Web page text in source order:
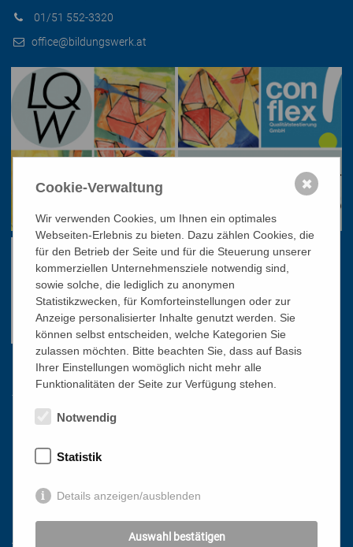
01/51 552-3320
office@bildungswerk.at
Links
HOME
NEWSLETTER
DATENSCHUTZ
AGB
Cookie-Verwaltung
Wir verwenden Cookies, um Ihnen ein optimales
Webseiten-Erlebnis zu bieten. Dazu zählen Cookies, die
für den Betrieb der Seite und für die Steuerung unserer
kommerziellen Unternehmensziele notwendig sind,
sowie solche, die lediglich zu anonymen
Statistikzwecken, für Komforteinstellungen oder zur
Anzeige personalisierter Inhalte genutzt werden. Sie
können selbst entscheiden, welche Kategorien Sie
zulassen möchten. Bitte beachten Sie, dass auf Basis
Ihrer Einstellungen womöglich nicht mehr alle
Funktionalitäten der Seite zur Verfügung stehen.
Notwendig
Statistik
Details anzeigen/ausblenden
Auswahl bestätigen
✖